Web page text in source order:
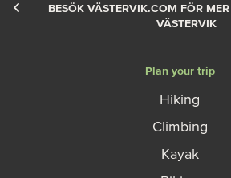
BESÖK VÄSTERVIK.COM FÖR
VÄSTERVIK
Plan your trip
Hiking
Climbing
Kayak